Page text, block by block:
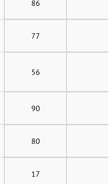
86
77
56
90
80
17